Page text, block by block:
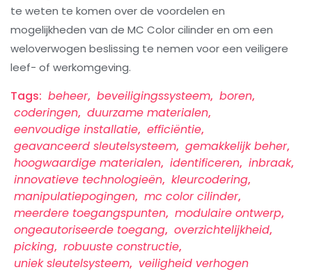
te weten te komen over de voordelen en
mogelijkheden van de MC Color cilinder en om een
weloverwogen beslissing te nemen voor een veiligere
leef- of werkomgeving.
Tags: beheer, beveiligingssysteem, boren,
coderingen, duurzame materialen,
eenvoudige installatie, efficiëntie,
geavanceerd sleutelsysteem, gemakkelijk beher,
hoogwaardige materialen, identificeren, inbraak,
innovatieve technologieën, kleurcodering,
manipulatiepogingen, mc color cilinder,
meerdere toegangspunten, modulaire ontwerp,
ongeautoriseerde toegang, overzichtelijkheid,
picking, robuuste constructie,
uniek sleutelsysteem, veiligheid verhogen